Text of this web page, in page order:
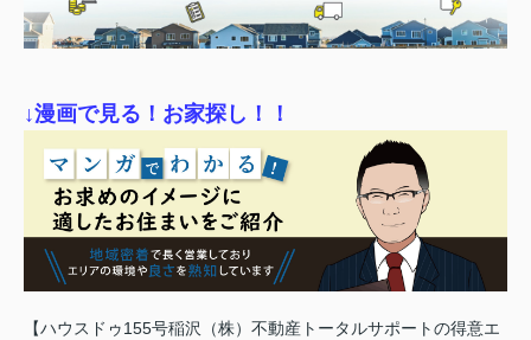
↓漫画で見る！お家探し！！
【ハウスドゥ155号稲沢（株）不動産トータルサポートの得意エ